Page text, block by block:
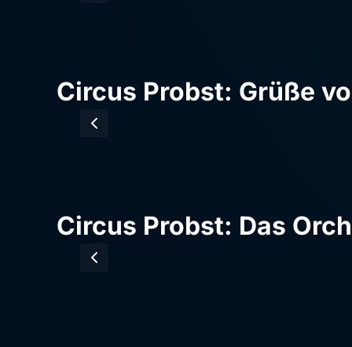
Circus Probst: Grüße
Circus Probst: Das